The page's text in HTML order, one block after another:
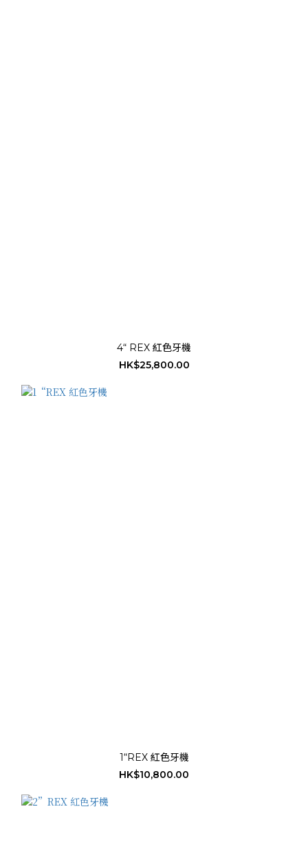
4“ REX 紅色牙機
HK$25,800.00
1“REX 紅色牙機
HK$10,800.00